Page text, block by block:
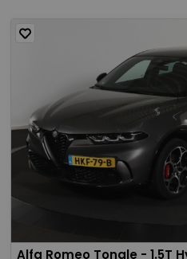
Alfa Romeo Tonale - 1.5T